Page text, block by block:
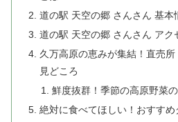
道の駅 天空の郷 さんさん 基本
道の駅 天空の郷 さんさん アク
久万高原の恵みが集結！直売
見どころ
鮮度抜群！季節の高原野菜
絶対に食べてほしい！おすす